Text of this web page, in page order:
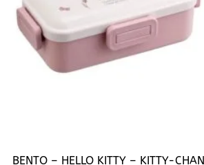
BENTO – HELLO KITTY – KITTY-CHAN